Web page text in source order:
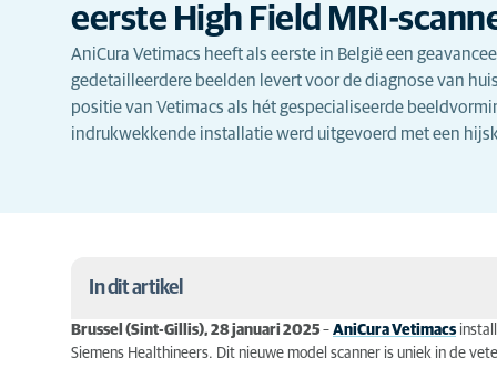
eerste High Field MRI-
AniCura Vetimacs heeft als eerste in België een
gedetailleerdere beelden levert voor de diagnose van
positie van Vetimacs als hét gespecialiseerde
indrukwekkende installatie werd uitgevoerd met een
In dit artikel
Snel, duurzaam en veilig
Brussel (Sint-Gillis), 28 januari 2025 – AniCura Vetimacs
Siemens Healthineers. Dit nieuwe model scanner is uniek in de